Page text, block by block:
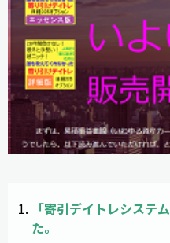
「寄引デイトレシステム
た。